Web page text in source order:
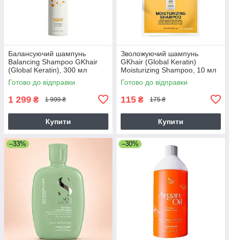
Балансуючий шампунь
Balancing Shampoo GKhair
(Global Keratin), 300 мл
Готово до відправки
1 299 ₴ 1 999 ₴
Купити
Зволожуючий шампунь
GKhair (Global Keratin)
Moisturizing Shampoo, 10 мл
Готово до відправки
115 ₴ 175 ₴
Купити
–33% –30%